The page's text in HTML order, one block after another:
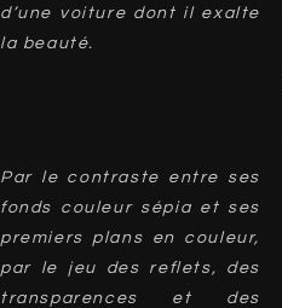
d’une voiture dont il exalte
la beauté.
Par le contraste entre ses
fonds couleur sépia et ses
premiers plans en couleur,
par le jeu des reflets, des
transparences et des